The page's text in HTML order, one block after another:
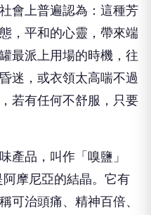
會上普遍認為：這種芳
，平和的心靈，帶來端
最派上用場的時機，往
迷，或衣領太高喘不過
若有任何不舒服，只要
產品，叫作「嗅鹽」
阿摩尼亞的結晶。它有
可治頭痛、精神百倍、